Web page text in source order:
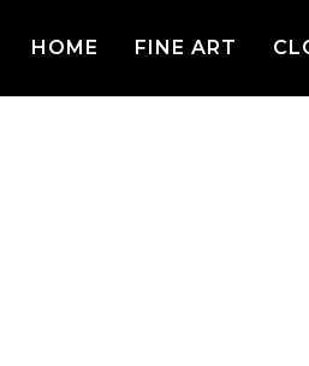
HOME FINE ART